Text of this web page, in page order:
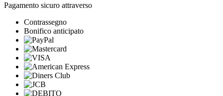
Pagamento sicuro attraverso
Contrassegno
Bonifico anticipato